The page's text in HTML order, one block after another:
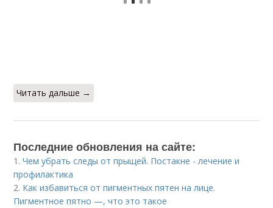
Читать дальше →
Последние обновления на сайте:
1.Чем убрать следы от прыщей. Постакне - лечение и
профилактика
2. Как избавиться от пигментных пятен на лице.
Пигментное пятно —, что это такое